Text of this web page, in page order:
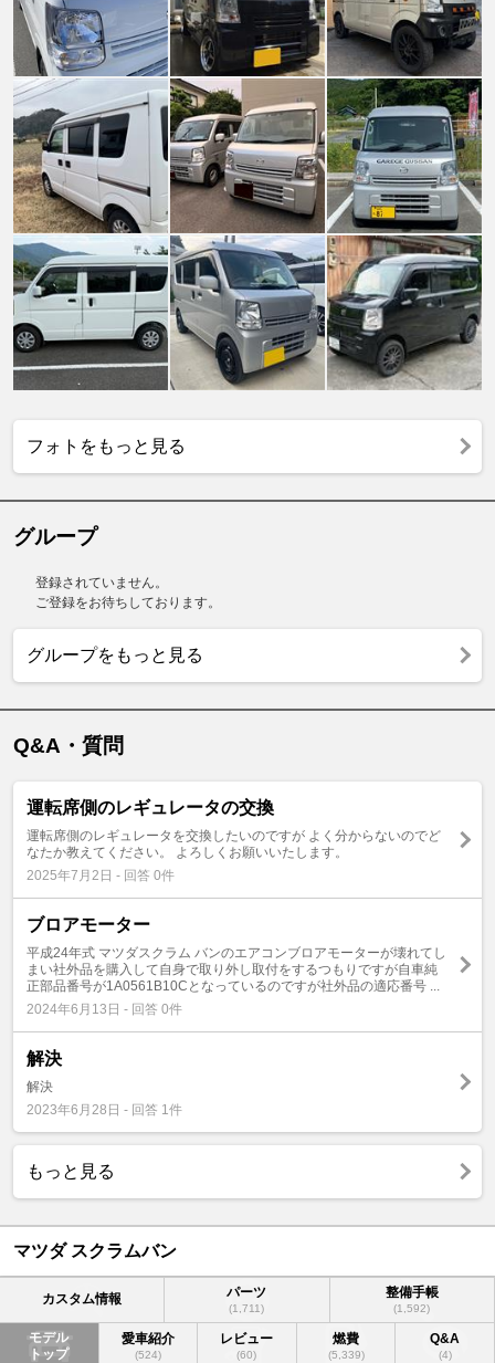
フォトをもっと見る
グループ
登録されていません。
ご登録をお待ちしております。
グループをもっと見る
Q&A・質問
運転席側のレギュレータの交換
運転席側のレギュレータを交換したいのですが よく分からないのでど
なたか教えてください。 よろしくお願いいたします。
2025年7月2日 - 回答 0件
ブロアモーター
平成24年式 マツダスクラム バンのエアコンブロアモーターが壊れてし
まい社外品を購入して自身で取り外し取付をするつもりですが自車純
正部品番号が1A0561B10Cとなっているのですが社外品の適応番号 ...
2024年6月13日 - 回答 0件
解決
解決
2023年6月28日 - 回答 1件
もっと見る
マツダ スクラムバン
カスタム情報 パーツ
(1,711)
整備手帳
(1,592)
モデル
トップ
愛車紹介
(524)
レビュー
(60)
燃費
(5,339)
Q&A
(4)